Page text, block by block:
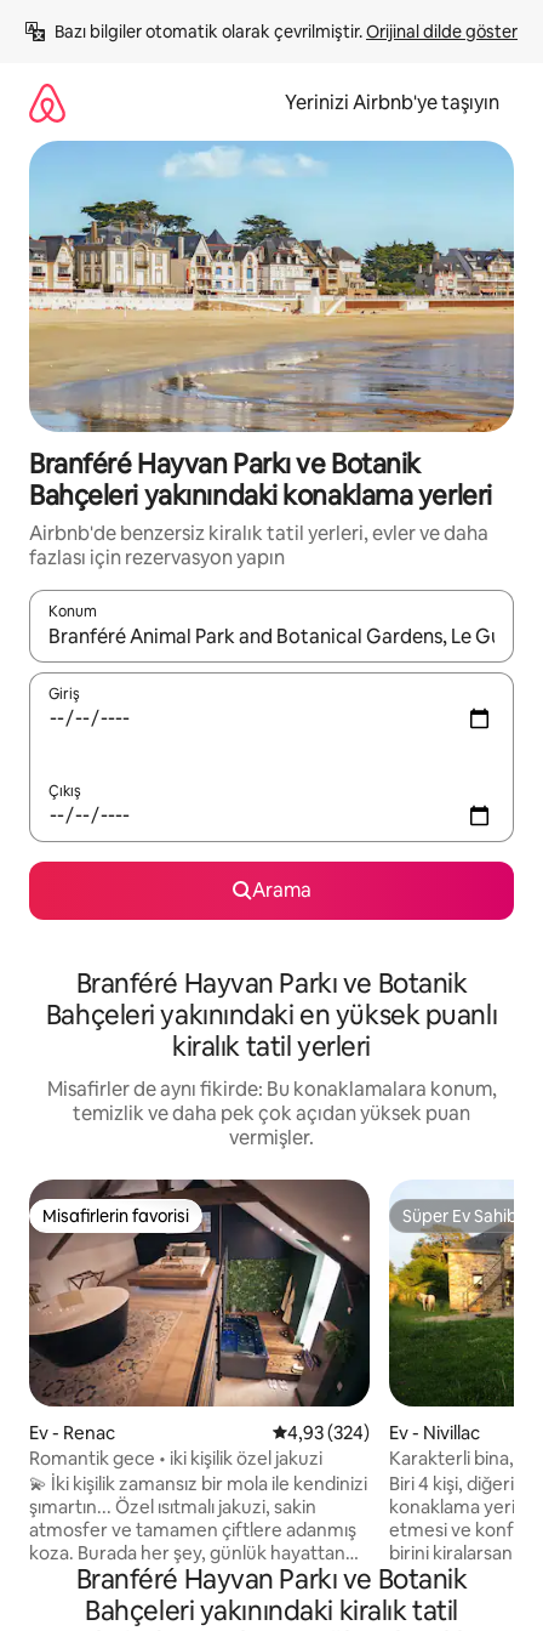
atla
Bazı bilgiler otomatik olarak çevrilmiştir. Orijinal dilde göster
Yerinizi Airbnb'ye taşıyın
Branféré Hayvan Parkı ve Botanik
Bahçeleri yakınındaki konaklama yerleri
Airbnb'de benzersiz kiralık tatil yerleri, evler ve daha
fazlası için rezervasyon yapın
Konum
Sonuçlar kullanılabilir olduğunda yukarı ve aşağı oklarıyla
Giriş
Çıkış
Arama
Branféré Hayvan Parkı ve Botanik
Bahçeleri yakınındaki en yüksek puanlı
kiralık tatil yerleri
Misafirler de aynı fikirde: Bu konaklamalara konum,
temizlik ve daha pek çok açıdan yüksek puan
vermişler.
Misafirlerin favorisi
Misafirlerin favorisi
Ev - Renac 5 üzerinden ortalama 4,93
4,93 (324)
Romantik gece • iki kişilik özel jakuzi
💫 İki kişilik zamansız bir mola ile kendinizi
şımartın... Özel ısıtmalı jakuzi, sakin
atmosfer ve tamamen çiftlere adanmış
koza. Burada her şey, günlük hayattan
uzakta unutulmaz bir akşam geçirmek,
buluşmak ve deneyimlemek için
tasarlanmıştır. Romantik bir kaçamak,
Süper Ev Sahibi
Süper Ev Sahibi
Ev - Nivillac
Karakterli bina,
konut
Biri 4 kişi, diğeri 3
konaklama yeri
etmesi ve
birini kiralarsanız
olmayacaktır.
sessiz, atlar var
manzarasına
Branféré Hayvan Parkı ve Botanik
Bahçeleri yakınındaki kiralık tatil